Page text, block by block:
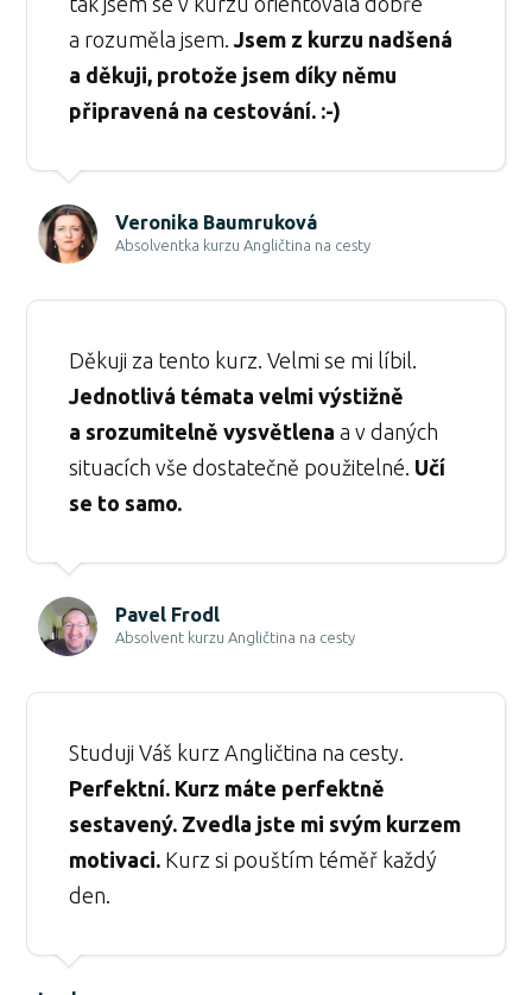
a rozuměla jsem.Jsem z kurzu nadšená
a děkuji, protože jsem díky němu
připravená na cestování. :-)
Veronika Baumruková
Absolventka kurzu Angličtina na cesty
Děkuji za tento kurz. Velmi se mi líbil.
Jednotlivá témata velmi výstižně
a srozumitelně vysvětlena a v daných
situacích vše dostatečně použitelné. Učí
se to samo.
Pavel Frodl
Absolvent kurzu Angličtina na cesty
Studuji Váš kurz Angličtina na cesty.
Perfektní. Kurz máte perfektně
sestavený. Zvedla jste mi svým kurzem
motivaci. Kurz si pouštím téměř každý
den.